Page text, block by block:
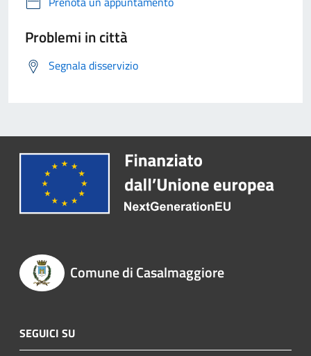
Problemi in città
Segnala disservizio
Comune di Casalmaggiore
SEGUICI SU